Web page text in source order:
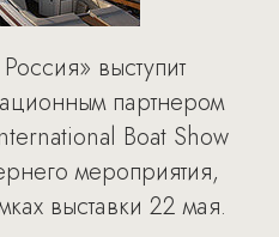
выступит
партнером
Boat Show
мероприятия,
выставки 22 мая.